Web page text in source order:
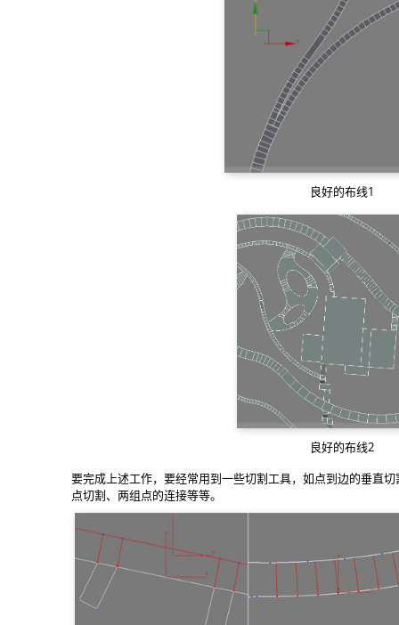
良好的布线1
良好的布线2
要完成上述工作，要经常用到一些切割工具，如点到边的垂直
点切割、两组点的连接等等。